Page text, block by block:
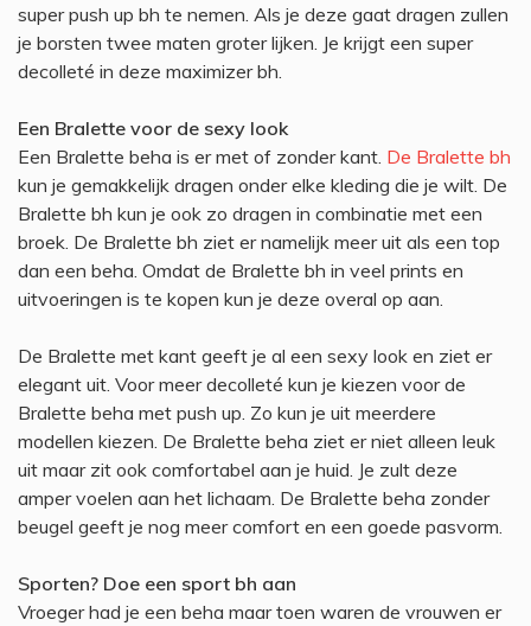
super push up bh te nemen. Als je deze gaat dragen zullen
je borsten twee maten groter lijken. Je krijgt een super
decolleté in deze maximizer bh.
Een Bralette voor de sexy look
Een Bralette beha is er met of zonder kant. De Bralette bh
kun je gemakkelijk dragen onder elke kleding die je wilt. De
Bralette bh kun je ook zo dragen in combinatie met een
broek. De Bralette bh ziet er namelijk meer uit als een top
dan een beha. Omdat de Bralette bh in veel prints en
uitvoeringen is te kopen kun je deze overal op aan.
De Bralette met kant geeft je al een sexy look en ziet er
elegant uit. Voor meer decolleté kun je kiezen voor de
Bralette beha met push up. Zo kun je uit meerdere
modellen kiezen. De Bralette beha ziet er niet alleen leuk
uit maar zit ook comfortabel aan je huid. Je zult deze
amper voelen aan het lichaam. De Bralette beha zonder
beugel geeft je nog meer comfort en een goede pasvorm.
Sporten? Doe een sport bh aan
Vroeger had je een beha maar toen waren de vrouwen er